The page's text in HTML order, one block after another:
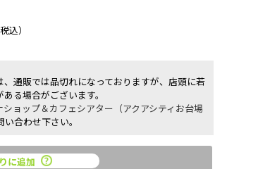
税込）
、通販では品切れになっておりますが、店頭に若
る場合がございます。
ショップ＆カフェシアター（アクアシティお台場
い合わせ下さい。
に追加